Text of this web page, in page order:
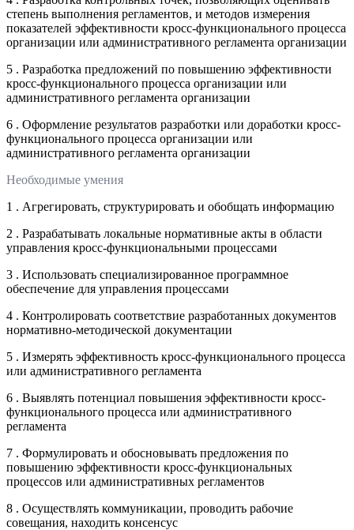
степень выполнения регламентов, и методов измерения
показателей эффективности кросс-функционального процесса
организации или административного регламента организации
5 . Разработка предложений по повышению эффективности
кросс-функционального процесса организации или
административного регламента организации
6 . Оформление результатов разработки или доработки кросс-
функционального процесса организации или
административного регламента организации
Необходимые умения
1 . Агрегировать, структурировать и обобщать информацию
2 . Разрабатывать локальные нормативные акты в области
управления кросс-функциональными процессами
3 . Использовать специализированное программное
обеспечение для управления процессами
4 . Контролировать соответствие разработанных документов
нормативно-методической документации
5 . Измерять эффективность кросс-функционального процесса
или административного регламента
6 . Выявлять потенциал повышения эффективности кросс-
функционального процесса или административного
регламента
7 . Формулировать и обосновывать предложения по
повышению эффективности кросс-функциональных
процессов или административных регламентов
8 . Осуществлять коммуникации, проводить рабочие
совещания, находить консенсус